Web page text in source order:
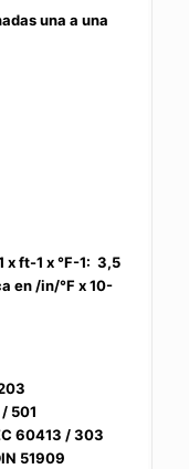
una a una
x ft-1 x °F-1: 3,5
en /in/°F x 10-
501
60413 / 303
51909